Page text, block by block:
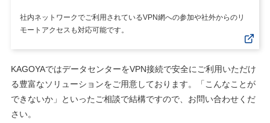
社内ネットワークでご利用されているVPN網への参加や社外からのリ
モートアクセスも対応可能です。
KAGOYAではデータセンターをVPN接続で安全にご利用いただけ
る豊富なソリューションをご用意しております。「こんなことが
できないか」といったご相談で結構ですので、お問い合わせくだ
さい。